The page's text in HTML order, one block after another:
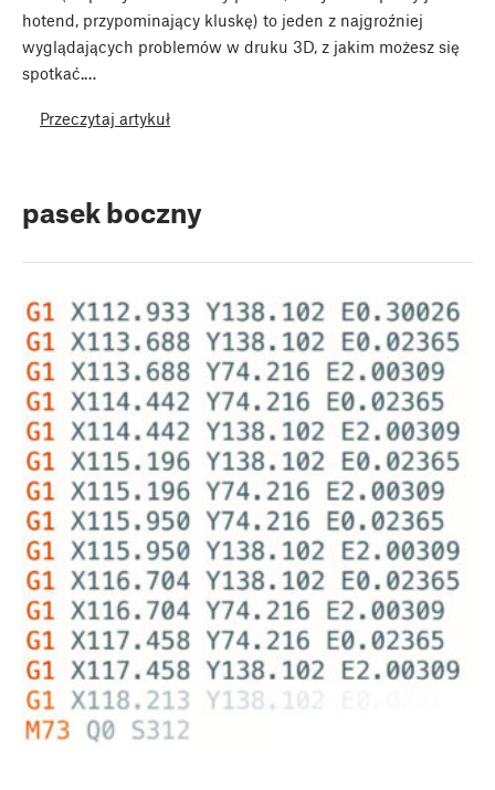
hotend, przypominający kluskę) to jeden z najgroźniej
wyglądających problemów w druku 3D, z jakim możesz się
spotkać.…
Przeczytaj artykuł
pasek boczny